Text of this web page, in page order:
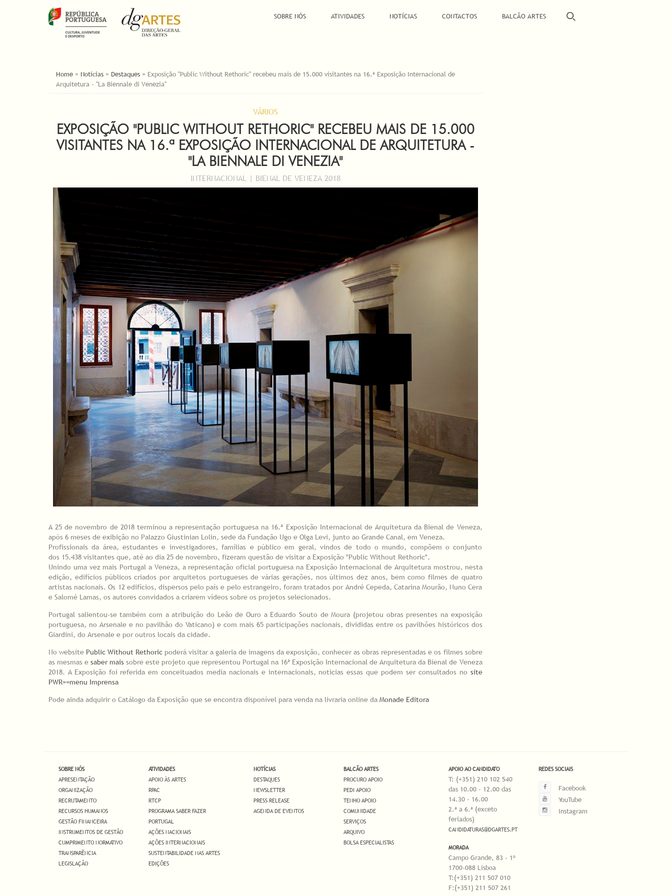
SOBRE NÓS ATIVIDADES NOTÍCIAS CONTACTOS BALCÃO ARTES
ESTÁ AQUI
Home » Notícias » Destaques » Exposição "Public Without Rethoric" recebeu mais de 15.000 visitantes na 16.ª Exposição Internacional de
Arquitetura - "La Biennale di Venezia"
VÁRIOS
EXPOSIÇÃO "PUBLIC WITHOUT RETHORIC" RECEBEU MAIS DE 15.000
VISITANTES NA 16.ª EXPOSIÇÃO INTERNACIONAL DE ARQUITETURA -
"LA BIENNALE DI VENEZIA"
INTERNACIONAL | BIENAL DE VENEZA 2018
A 25 de novembro de 2018 terminou a representação portuguesa na 16.ª Exposição Internacional de Arquitetura da Bienal de Veneza,
após 6 meses de exibição no Palazzo Giustinian Lolin, sede da Fundação Ugo e Olga Levi, junto ao Grande Canal, em Veneza.
Profissionais da área, estudantes e investigadores, famílias e público em geral, vindos de todo o mundo, compõem o conjunto
dos 15.438 visitantes que, até ao dia 25 de novembro, fizeram questão de visitar a Exposição "Public Without Rethoric".
Unindo uma vez mais Portugal a Veneza, a representação oficial portuguesa na Exposição Internacional de Arquitetura mostrou, nesta
edição, edifícios públicos criados por arquitetos portugueses de várias gerações, nos últimos dez anos, bem como filmes de quatro
artistas nacionais. Os 12 edifícios, dispersos pelo país e pelo estrangeiro, foram tratados por André Cepeda, Catarina Mourão, Nuno Cera
e Salomé Lamas, os autores convidados a criarem vídeos sobre os projetos selecionados.
Portugal salientou-se também com a atribuição do Leão de Ouro a Eduardo Souto de Moura (projetou obras presentes na exposição
portuguesa, no Arsenale e no pavilhão do Vaticano) e com mais 65 participações nacionais, divididas entre os pavilhões históricos dos
Giardini, do Arsenale e por outros locais da cidade.
No website Public Without Rethoric poderá visitar a galeria de imagens da exposição, conhecer as obras representadas e os filmes sobre
as mesmas esaber mais sobre este projeto que representou Portugal na 16ª Exposição Internacional de Arquitetura da Bienal de Veneza
2018. A Exposição foi referida em conceituados media nacionais e internacionais, noticias essas que podem ser consultados no site
PWR»»menu Imprensa
Pode ainda adquirir o Catálogo da Exposição que se encontra disponível para venda na livraria online da Monade Editora
SOBRE NÓS
APRESENTAÇÃO
ORGANIZAÇÃO
RECRUTAMENTO
RECURSOS HUMANOS
GESTÃO FINANCEIRA
INSTRUMENTOS DE GESTÃO
CUMPRIMENTO NORMATIVO
TRANSPARÊNCIA
LEGISLAÇÃO
ATIVIDADES
APOIO ÀS ARTES
RPAC
RTCP
PROGRAMA SABER FAZER
PORTUGAL
AÇÕES NACIONAIS
AÇÕES INTERNACIONAIS
SUSTENTABILIDADE NAS ARTES
EDIÇÕES
NOTÍCIAS
DESTAQUES
NEWSLETTER
PRESS RELEASE
AGENDA DE EVENTOS
BALCÃO ARTES
PROCURO APOIO
PEDI APOIO
TENHO APOIO
COMUNIDADE
SERVIÇOS
ARQUIVO
BOLSA ESPECIALISTAS
APOIO AO CANDIDATO
T: (+351) 210 102 540
das 10.00 - 12.00 das
14.30 - 16.00
2.ª a 6.ª (exceto
feriados)
CANDIDATURAS@DGARTES.PT
MORADA
Campo Grande, 83 - 1º
1700-088 Lisboa
T:(+351) 211 507 010
F:(+351) 211 507 261
REDES SOCIAIS
Facebook
YouTube
Instagram